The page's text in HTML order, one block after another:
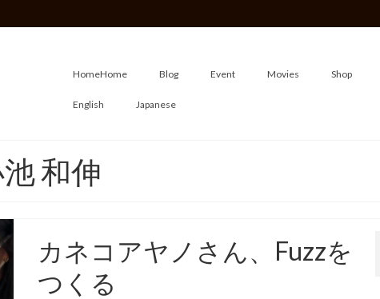
HomeHome Blog Event Movies Shop
English Japanese
和伸
カネコアヤノさん、Fuzzを
つくる